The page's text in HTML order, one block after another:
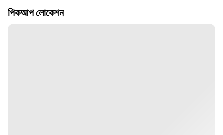
পিকআপ লোকেশন